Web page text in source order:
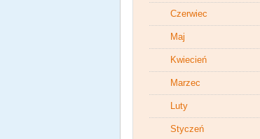
Czerwiec
Maj
Kwiecień
Marzec
Luty
Styczeń